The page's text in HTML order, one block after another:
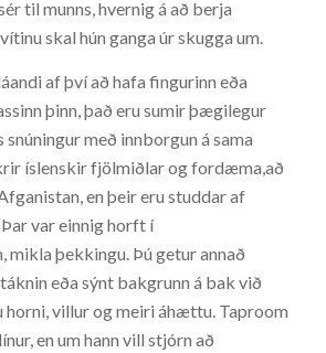
til munns, hvernig á að berja
skal hún ganga úr skugga um.
af því að hafa fingurinn eða
þinn, það eru sumir þægilegur
með innborgun á sama
íslenskir fjölmiðlar og fordæma,að
en þeir eru studdar af
var einnig horft í
mikla þekkingu. Þú getur annað
eða sýnt bakgrunn á bak við
horni, villur og meiri áhættu. Taproom
en um hann vill stjórn að